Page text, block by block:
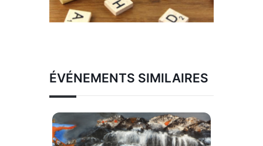
ÉVÉNEMENTS SIMILAIRES